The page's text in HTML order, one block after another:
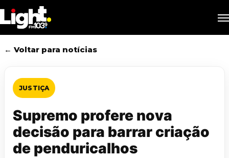
to
main
content
← Voltar para notícias
JUSTIÇA
Supremo profere nova
decisão para barrar criação
de penduricalhos